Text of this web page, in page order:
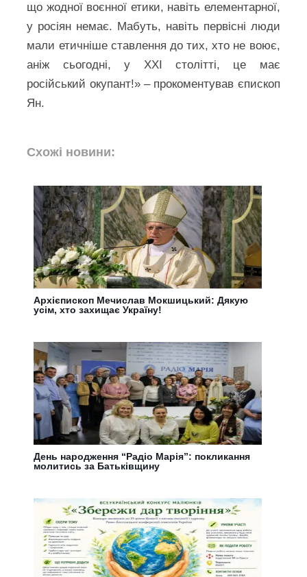
що жодної воєнної етики, навіть елементарної,
у росіян немає. Мабуть, навіть первісні люди
мали етичніше ставлення до тих, хто не воює,
аніж сьогодні, у ХХІ столітті, це має
російський окупант!» – прокоментував єпископ
Ян.
Схожі новини:
Архієпископ Мечислав Мокшицький: Дякую
усім, хто захищає Україну!
День народження “Радіо Марія”: покликання
молитись за Батьківщину